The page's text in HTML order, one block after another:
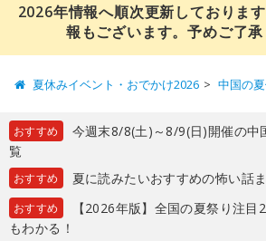
2026年情報へ順次更新しておりま
報もございます。予めご了承
夏休みイベント・おでかけ2026 中国の
おすすめ
今週末8/8(土)～8/9(日)開催の中
覧
おすすめ 夏に読みたいおすすめの怖い話
おすすめ
【2026年版】全国の夏祭り注
もわかる！